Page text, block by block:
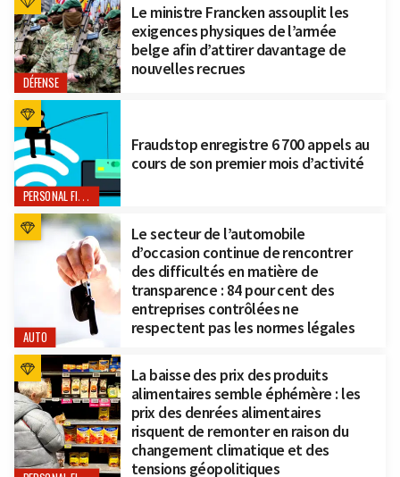
DÉFENSE
Le ministre Francken assouplit les
exigences physiques de l’armée
belge afin d’attirer davantage de
nouvelles recrues
PERSONAL FINANCE
Fraudstop enregistre 6 700 appels au
cours de son premier mois d’activité
AUTO
Le secteur de l’automobile
d’occasion continue de rencontrer
des difficultés en matière de
transparence : 84 pour cent des
entreprises contrôlées ne
respectent pas les normes légales
La baisse des prix des produits
alimentaires semble éphémère : les
prix des denrées alimentaires
risquent de remonter en raison du
changement climatique et des
tensions géopolitiques